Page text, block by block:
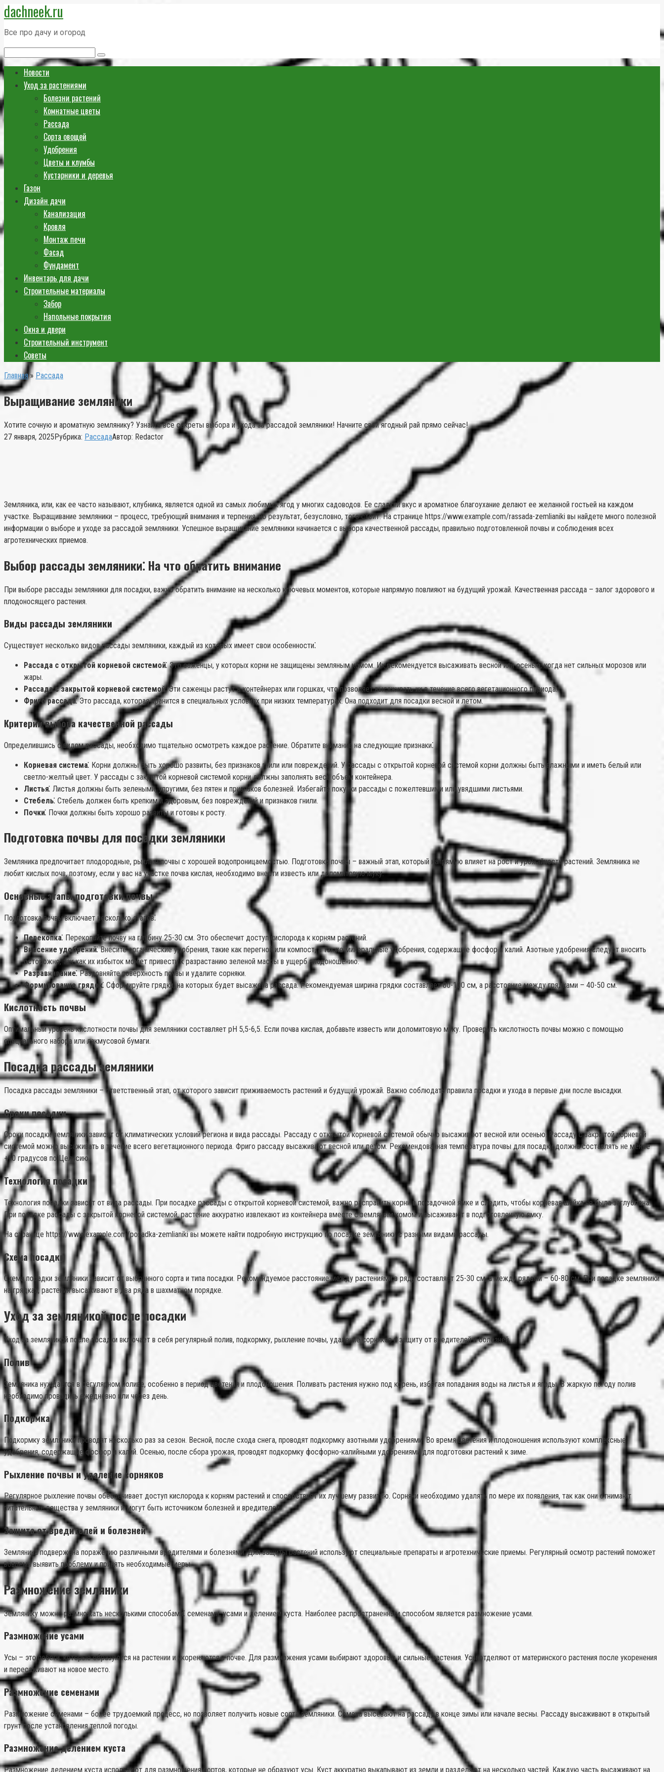
Перейти
к
контенту
dachneek.ru
Все про дачу и огород
Новости
Уход за растениями
Болезни растений
Комнатные цветы
Рассада
Сорта овощей
Удобрения
Цветы и клумбы
Кустарники и деревья
Газон
Дизайн дачи
Канализация
Кровля
Монтаж печи
Фасад
Фундамент
Инвентарь для дачи
Строительные материалы
Забор
Напольные покрытия
Окна и двери
Строительный инструмент
Советы
Главная » Рассада
Выращивание земляники
Хотите сочную и ароматную землянику? Узнайте все секреты выбора и ухода за рассадой земляники! Начните свой ягодный рай прямо сейчас!
27 января, 2025Рубрика: РассадаАвтор: Redactor
Земляника, или, как ее часто называют, клубника, является одной из самых любимых ягод у многих садоводов. Ее сладкий вкус и ароматное благоухание делают ее желанной гостьей на каждом
участке. Выращивание земляники – процесс, требующий внимания и терпения, но результат, безусловно, того стоит. На странице https://www.example.com/rassada-zemlianiki вы найдете много полезной
информации о выборе и уходе за рассадой земляники. Успешное выращивание земляники начинается с выбора качественной рассады, правильно подготовленной почвы и соблюдения всех
агротехнических приемов.
Выбор рассады земляники⁚ На что обратить внимание
При выборе рассады земляники для посадки, важно обратить внимание на несколько ключевых моментов, которые напрямую повлияют на будущий урожай. Качественная рассада – залог здорового и
плодоносящего растения.
Виды рассады земляники
Существует несколько видов рассады земляники, каждый из которых имеет свои особенности⁚
Рассада с открытой корневой системой⁚Это саженцы, у которых корни не защищены земляным комом. Их рекомендуется высаживать весной или осенью, когда нет сильных морозов или
жары.
Рассада с закрытой корневой системой⁚Эти саженцы растут в контейнерах или горшках, что позволяет высаживать их в течение всего вегетационного периода.
Фриго рассада⁚Это рассада, которая хранится в специальных условиях при низких температурах. Она подходит для посадки весной и летом.
Критерии выбора качественной рассады
Определившись с видом рассады, необходимо тщательно осмотреть каждое растение. Обратите внимание на следующие признаки⁚
Корневая система⁚ Корни должны быть хорошо развиты, без признаков гнили или повреждений. У рассады с открытой корневой системой корни должны быть влажными и иметь белый или
светло-желтый цвет. У рассады с закрытой корневой системой корни должны заполнять весь объем контейнера.
Листья⁚ Листья должны быть зелеными, упругими, без пятен и признаков болезней. Избегайте покупки рассады с пожелтевшими или увядшими листьями.
Стебель⁚ Стебель должен быть крепким и здоровым, без повреждений и признаков гнили.
Почки⁚ Почки должны быть хорошо развиты и готовы к росту.
Подготовка почвы для посадки земляники
Земляника предпочитает плодородные, рыхлые почвы с хорошей водопроницаемостью. Подготовка почвы – важный этап, который напрямую влияет на рост и урожайность растений. Земляника не
любит кислых почв, поэтому, если у вас на участке почва кислая, необходимо внести известь или доломитовую муку.
Основные этапы подготовки почвы
Подготовка почвы включает несколько этапов⁚
Перекопка⁚ Перекопайте почву на глубину 25-30 см. Это обеспечит доступ кислорода к корням растений.
Внесение удобрений⁚Внесите органические удобрения, такие как перегной или компост, а также минеральные удобрения, содержащие фосфор и калий. Азотные удобрения следует вносить
осторожно, так как их избыток может привести к разрастанию зеленой массы в ущерб плодоношению.
Разравнивание⁚Разровняйте поверхность почвы и удалите сорняки.
Формирование грядок⁚ Сформируйте грядки, на которых будет высажена рассада. Рекомендуемая ширина грядки составляет 80-100 см, а расстояние между грядками – 40-50 см.
Кислотность почвы
Оптимальный уровень кислотности почвы для земляники составляет pH 5,5-6,5. Если почва кислая, добавьте известь или доломитовую муку. Проверить кислотность почвы можно с помощью
специального набора или лакмусовой бумаги.
Посадка рассады земляники
Посадка рассады земляники – ответственный этап, от которого зависит приживаемость растений и будущий урожай. Важно соблюдать правила посадки и ухода в первые дни после высадки.
Сроки посадки
Сроки посадки земляники зависят от климатических условий региона и вида рассады. Рассаду с открытой корневой системой обычно высаживают весной или осенью. Рассаду с закрытой корневой
системой можно высаживать в течение всего вегетационного периода. Фриго рассаду высаживают весной или летом. Рекомендованная температура почвы для посадки должна составлять не менее
+10 градусов по Цельсию.
Технология посадки
Технология посадки зависит от вида рассады. При посадке рассады с открытой корневой системой, важно расправить корни в посадочной ямке и следить, чтобы корневая шейка не была заглублена.
При посадке рассады с закрытой корневой системой, растение аккуратно извлекают из контейнера вместе с земляным комом и высаживают в подготовленную ямку.
На странице https://www.example.com/posadka-zemlianiki вы можете найти подробную инструкцию по посадке земляники с разными видами рассады.
Схема посадки
Схема посадки земляники зависит от выбранного сорта и типа посадки. Рекомендуемое расстояние между растениями в ряду составляет 25-30 см, а между рядами – 60-80 см. При посадке земляники
на грядках, растения высаживают в два ряда в шахматном порядке.
Уход за земляникой после посадки
Уход за земляникой после посадки включает в себя регулярный полив, подкормку, рыхление почвы, удаление сорняков и защиту от вредителей и болезней.
Полив
Земляника нуждается в регулярном поливе, особенно в период цветения и плодоношения. Поливать растения нужно под корень, избегая попадания воды на листья и ягоды. В жаркую погоду полив
необходимо проводить ежедневно или через день.
Подкормка
Подкормку земляники проводят несколько раз за сезон. Весной, после схода снега, проводят подкормку азотными удобрениями. Во время цветения и плодоношения используют комплексные
удобрения, содержащие фосфор и калий. Осенью, после сбора урожая, проводят подкормку фосфорно-калийными удобрениями для подготовки растений к зиме.
Рыхление почвы и удаление сорняков
Регулярное рыхление почвы обеспечивает доступ кислорода к корням растений и способствует их лучшему развитию. Сорняки необходимо удалять по мере их появления, так как они отнимают
питательные вещества у земляники и могут быть источником болезней и вредителей.
Защита от вредителей и болезней
Земляника подвержена поражению различными вредителями и болезнями. Для защиты растений используют специальные препараты и агротехнические приемы. Регулярный осмотр растений поможет
вовремя выявить проблему и принять необходимые меры.
Размножение земляники
Землянику можно размножать несколькими способами⁚ семенами, усами и делением куста. Наиболее распространенным способом является размножение усами.
Размножение усами
Усы – это побеги, которые образуются на растении и укореняются в почве. Для размножения усами выбирают здоровые и сильные растения. Усы отделяют от материнского растения после укоренения
и пересаживают на новое место.
Размножение семенами
Размножение семенами – более трудоемкий процесс, но позволяет получить новые сорта земляники. Семена высевают на рассаду в конце зимы или начале весны. Рассаду высаживают в открытый
грунт после установления теплой погоды.
Размножение делением куста
Размножение делением куста используют для размножения сортов, которые не образуют усы. Куст аккуратно выкапывают из земли и разделяют на несколько частей. Каждую часть высаживают на